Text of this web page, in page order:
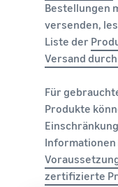
Bestellungen
versenden,
Liste der
Versand
Für
Produkte
zertifizierte